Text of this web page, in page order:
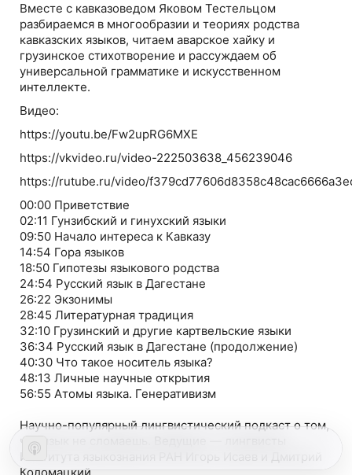
Вместе с кавказоведом Яковом Тестельцом
разбираемся в многообразии и теориях родства
кавказских языков, читаем аварское хайку и
грузинское стихотворение и рассуждаем об
универсальной грамматике и искусственном
интеллекте.
Видео:
https://youtu.be/Fw2upRG6MXE
https://vkvideo.ru/video-222503638_456239046
https://rutube.ru/video/
00:00 Приветствие
02:11 Гунзибский и гинухский языки
09:50 Начало интереса к Кавказу
14:54 Гора языков
18:50 Гипотезы языкового родства
24:54 Русский язык в Дагестане
26:22 Экзонимы
28:45 Литературная традиция
32:10 Грузинский и другие картвельские языки
36:34 Русский язык в Дагестане (продолжение)
40:30 Что такое носитель языка?
48:13 Личные научные открытия
56:55 Атомы языка. Генеративизм
Научно-популярный лингвистический подкаст о том,
что язык не сломаешь. Ведущие — лингвисты
Института языкознания РАН Игорь Исаев и Дмитрий